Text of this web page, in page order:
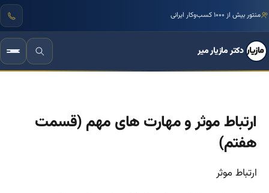
منتور بیش از ۱۰۰۰ کسب‌وکار ایرانی
دکتر مازیار میر
ارتباط موثر و مهارت های مهم (قسمت
هفتم)
ارتباط موثر